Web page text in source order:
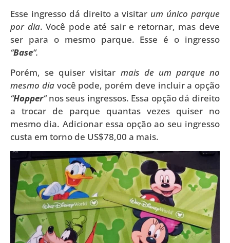
Esse ingresso dá direito a visitar um único parque
por dia. Você pode até sair e retornar, mas deve
ser para o mesmo parque. Esse é o ingresso
“Base“.
Porém, se quiser visitar mais de um parque no
mesmo diavocê pode, porém deve incluir a opção
“Hopper“nos seus ingressos. Essa opção dá direito
a trocar de parque quantas vezes quiser no
mesmo dia. Adicionar essa opção ao seu ingresso
custa em torno de US$78,00 a mais.